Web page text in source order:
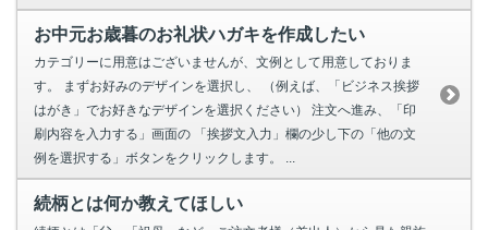
お中元お歳暮のお礼状ハガキを作成したい
カテゴリーに用意はございませんが、文例として用意しておりま
す。 まずお好みのデザインを選択し、 （例えば、「ビジネス挨拶
はがき」でお好きなデザインを選択ください） 注文へ進み、「印
刷内容を入力する」画面の 「挨拶文入力」欄の少し下の「他の文
例を選択する」ボタンをクリックします。 ...
続柄とは何か教えてほしい